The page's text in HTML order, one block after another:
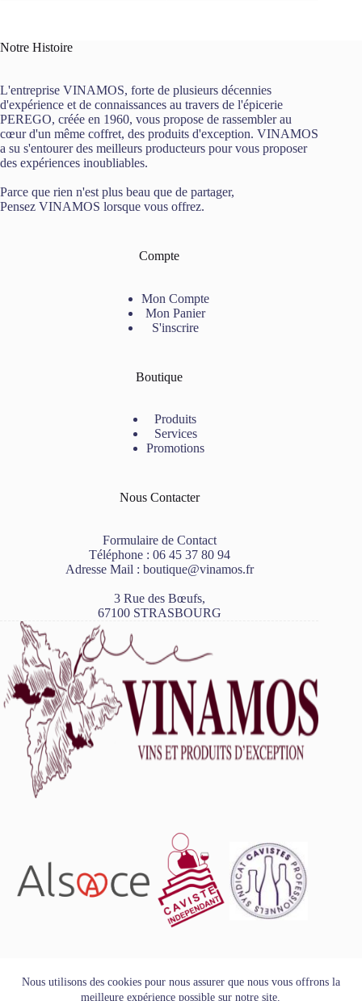
Nous utilisons des cookies pour nous assurer que nous vous offrons la
meilleure expérience possible sur notre site.
Notre Histoire
L'entreprise VINAMOS, forte de plusieurs décennies
d'expérience et de connaissances au travers de l'épicerie
PEREGO, créée en 1960, vous propose de rassembler au
cœur d'un même coffret, des produits d'exception. VINAMOS
a su s'entourer des meilleurs producteurs pour vous proposer
des expériences inoubliables.
Parce que rien n'est plus beau que de partager,
Pensez VINAMOS lorsque vous offrez.
Compte
Mon Compte
Mon Panier
S'inscrire
Boutique
Produits
Services
Promotions
Nous Contacter
Formulaire de Contact
Téléphone : 06 45 37 80 94
Adresse Mail : boutique@vinamos.fr
3 Rue des Bœufs,
67100 STRASBOURG
avec modération.